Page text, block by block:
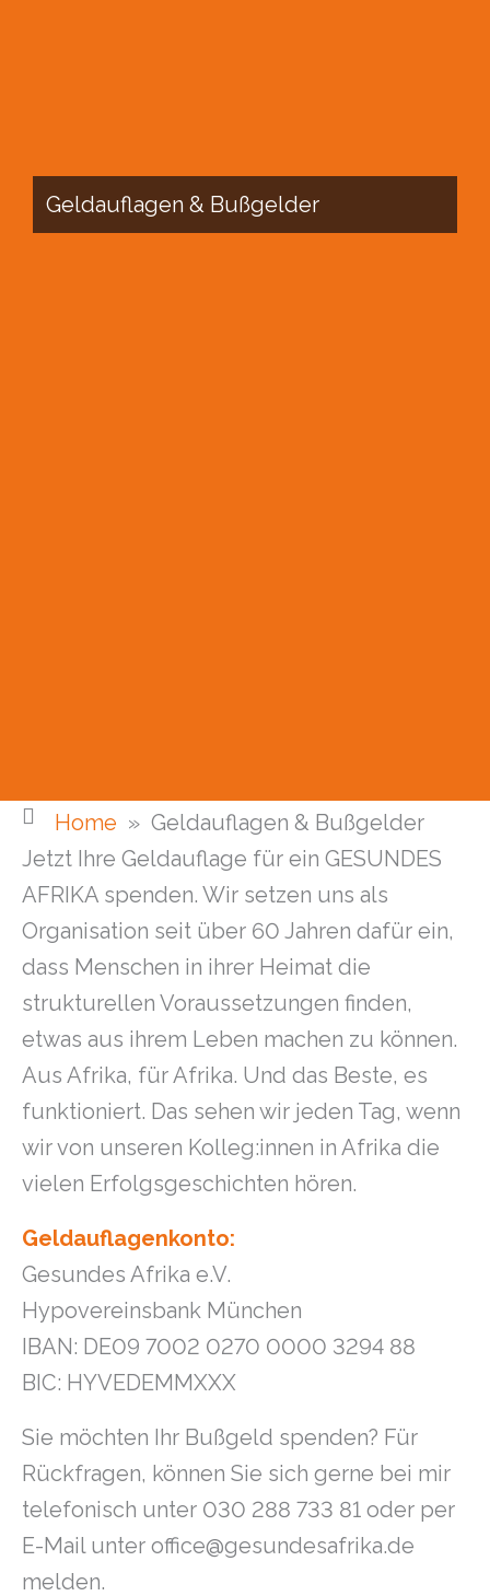
Geldauflagen & Bußgelder
Home » Geldauflagen & Bußgelder
Jetzt Ihre Geldauflage für ein GESUNDES
AFRIKA spenden. Wir setzen uns als
Organisation seit über 60 Jahren dafür ein,
dass Menschen in ihrer Heimat die
strukturellen Voraussetzungen finden,
etwas aus ihrem Leben machen zu können.
Aus Afrika, für Afrika. Und das Beste, es
funktioniert. Das sehen wir jeden Tag, wenn
wir von unseren Kolleg:innen in Afrika die
vielen Erfolgsgeschichten hören.
Geldauflagenkonto:
Gesundes Afrika e.V.
Hypovereinsbank München
IBAN: DE09 7002 0270 0000 3294 88
BIC: HYVEDEMMXXX
Sie möchten Ihr Bußgeld spenden? Für
Rückfragen, können Sie sich gerne bei mir
telefonisch unter 030 288 733 81 oder per
E-Mail unter office@gesundesafrika.de
melden.